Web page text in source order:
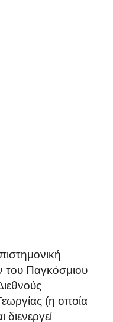
του Παγκόσμιου
(η οποία